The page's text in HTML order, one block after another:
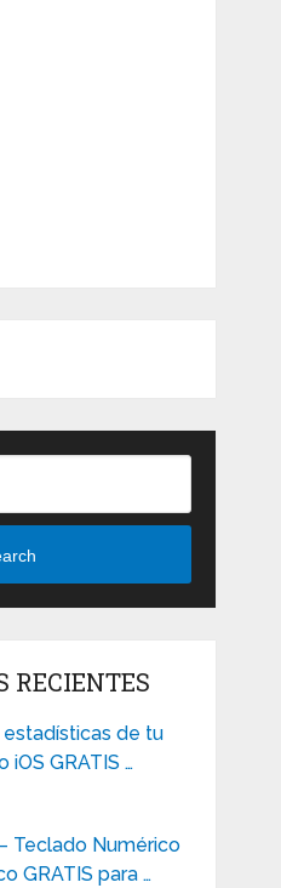
RECIENTES
estadísticas de tu
iOS GRATIS …
Teclado Numérico
GRATIS para …